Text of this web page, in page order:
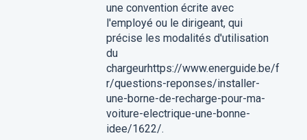
une convention écrite avec
l'employé ou le dirigeant, qui
précise les modalités d'utilisation
du
chargeurhttps://www.energuide.be/f
r/questions-reponses/installer-
une-borne-de-recharge-pour-ma-
voiture-electrique-une-bonne-
idee/1622/.